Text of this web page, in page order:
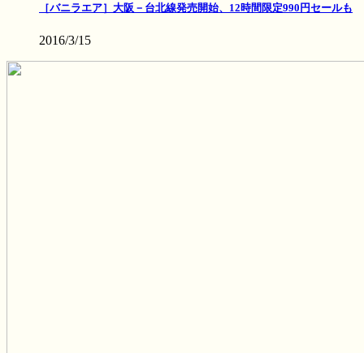
［バニラエア］大阪－台北線発売開始、12時間限定990円セールも
2016/3/15